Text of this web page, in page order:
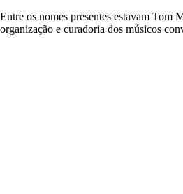
Entre os nomes presentes estavam
organização e curadoria dos músicos